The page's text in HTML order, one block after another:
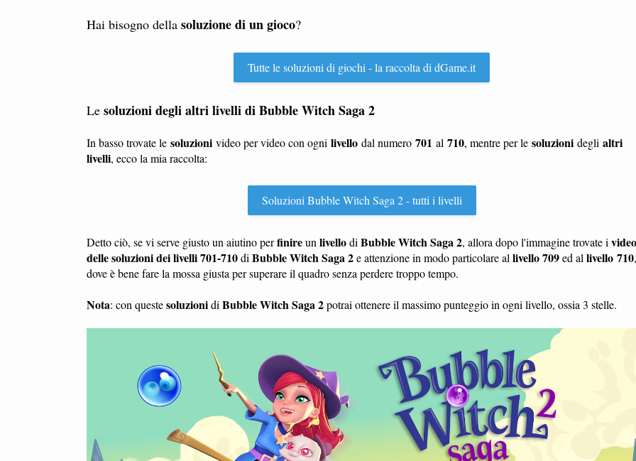
Hai bisogno della soluzione di un gioco?
Tutte le soluzioni di giochi - la raccolta di dGame.it
Le soluzioni degli altri livelli di Bubble Witch Saga 2
In basso trovate le soluzioni video per video con ogni livello dal numero 701 al 710, mentre per le soluzioni degli altri
livelli, ecco la mia raccolta:
Soluzioni Bubble Witch Saga 2 - tutti i livelli
Detto ciò, se vi serve giusto un aiutino perfinireun livellodi Bubble Witch Saga 2, allora dopo l'immagine trovate i video
delle soluzioni dei livelli 701-710di Bubble Witch Saga 2e attenzione in modo particolare al livello 709ed al livello 710,
dove è bene fare la mossa giusta per superare il quadro senza perdere troppo tempo.
Nota: con questesoluzionidi Bubble Witch Saga 2potrai ottenere il massimo punteggio in ogni livello, ossia 3 stelle.